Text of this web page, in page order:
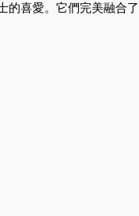
喜愛。它們完美融合